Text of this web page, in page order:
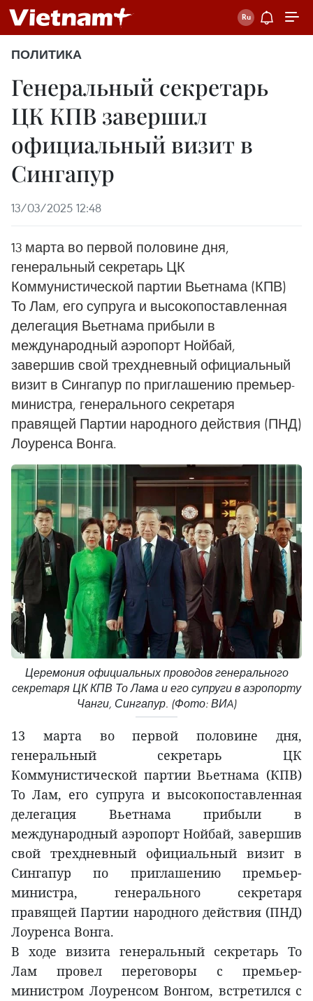
ПОЛИТИКА
Генеральный секретарь
ЦК КПВ завершил
официальный визит в
Сингапур
13/03/2025 12:48
13 марта во первой половине дня,
генеральный секретарь ЦК
Коммунистической партии Вьетнама (КПВ)
То Лам, его супруга и высокопоставленная
делегация Вьетнама прибыли в
международный аэропорт Нойбай,
завершив свой трехдневный официальный
визит в Сингапур по приглашению премьер-
министра, генерального секретаря
правящей Партии народного действия (ПНД)
Лоуренса Вонга.
Церемония официальных проводов генерального
секретаря ЦК КПВ То Лама и его супруги в аэропорту
Чанги, Сингапур. (Фото: ВИA)
13 марта во первой половине дня,
генеральный секретарь ЦК
Коммунистической партии Вьетнама (КПВ)
То Лам, его супруга и высокопоставленная
делегация Вьетнама прибыли в
международный аэропорт Нойбай, завершив
свой трехдневный официальный визит в
Сингапур по приглашению премьер-
министра, генерального секретаря
правящей Партии народного действия (ПНД)
Лоуренса Вонга.
В ходе визита генеральный секретарь То
Лам провел переговоры с премьер-
министром Лоуренсом Вонгом, встретился с